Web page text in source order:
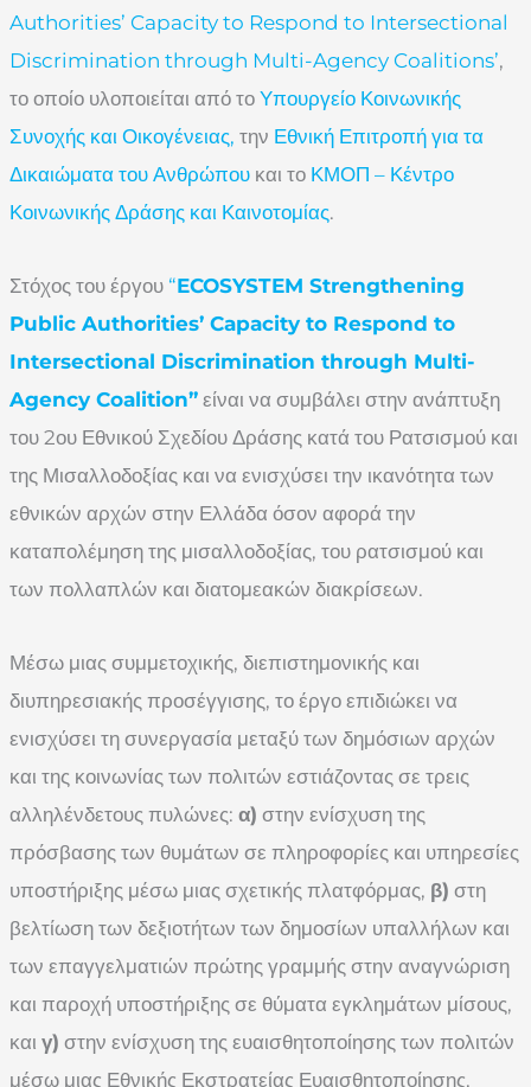
Authorities’ Capacity to Respond to Intersectional
Discrimination through Multi-Agency Coalitions’,
το οποίο υλοποιείται από το Υπουργείο Κοινωνικής
Συνοχής και Οικογένειας, την Εθνική Επιτροπή για τα
Δικαιώματα του Ανθρώπου και το ΚΜΟΠ – Κέντρο
Κοινωνικής Δράσης και Καινοτομίας.
Στόχος του έργου “ECOSYSTEM Strengthening
Public Authorities’ Capacity to Respond to
Intersectional Discrimination through Multi-
Agency Coalition” είναι να συμβάλει στην ανάπτυξη
του 2ου Εθνικού Σχεδίου Δράσης κατά του Ρατσισμού και
της Μισαλλοδοξίας και να ενισχύσει την ικανότητα των
εθνικών αρχών στην Ελλάδα όσον αφορά την
καταπολέμηση της μισαλλοδοξίας, του ρατσισμού και
των πολλαπλών και διατομεακών διακρίσεων.
Μέσω μιας συμμετοχικής, διεπιστημονικής και
διυπηρεσιακής προσέγγισης, το έργο επιδιώκει να
ενισχύσει τη συνεργασία μεταξύ των δημόσιων αρχών
και της κοινωνίας των πολιτών εστιάζοντας σε τρεις
αλληλένδετους πυλώνες: α) στην ενίσχυση της
πρόσβασης των θυμάτων σε πληροφορίες και υπηρεσίες
υποστήριξης μέσω μιας σχετικής πλατφόρμας, β) στη
βελτίωση των δεξιοτήτων των δημοσίων υπαλλήλων και
των επαγγελματιών πρώτης γραμμής στην αναγνώριση
και παροχή υποστήριξης σε θύματα εγκλημάτων μίσους,
και γ) στην ενίσχυση της ευαισθητοποίησης των πολιτών
μέσω μιας Εθνικής Εκστρατείας Ευαισθητοποίησης,